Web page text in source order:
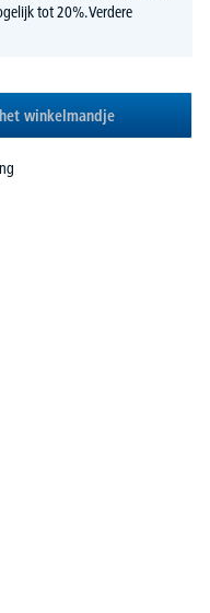
tot 20%.Verdere
winkelmandje